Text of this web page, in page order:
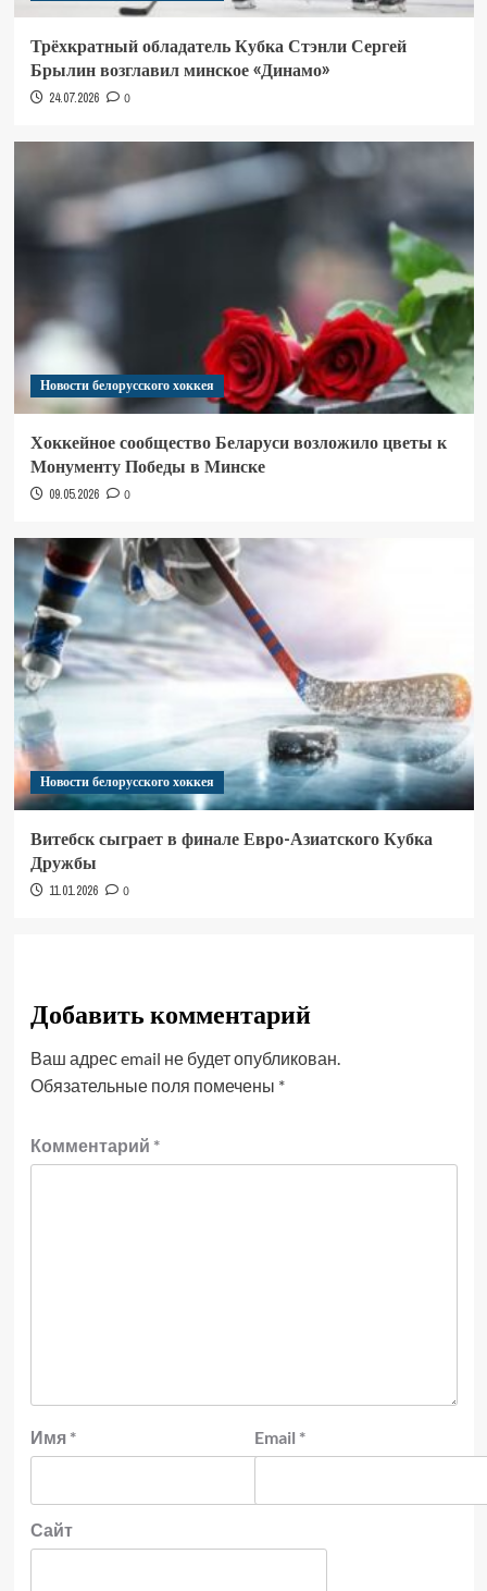
Трёхкратный обладатель Кубка Стэнли Сергей
Брылин возглавил минское «Динамо»
24.07.2026 0
Новости белорусского хоккея
Хоккейное сообщество Беларуси возложило цветы к
Монументу Победы в Минске
09.05.2026 0
Новости белорусского хоккея
Витебск сыграет в финале Евро-Азиатского Кубка
Дружбы
11.01.2026 0
Добавить комментарий
Ваш адрес email не будет опубликован.
Обязательные поля помечены *
Комментарий *
Имя * Email *
Сайт